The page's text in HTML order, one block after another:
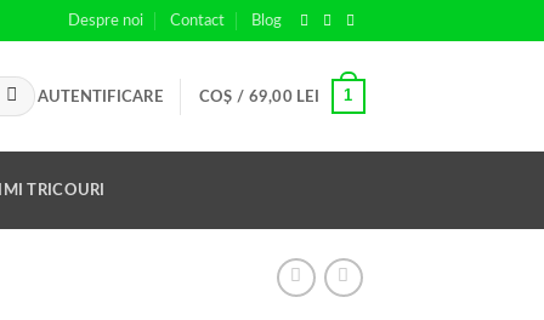
Despre noi Contact Blog
AUTENTIFICARE COȘ / 69,00 LEI 1
TRICOURI